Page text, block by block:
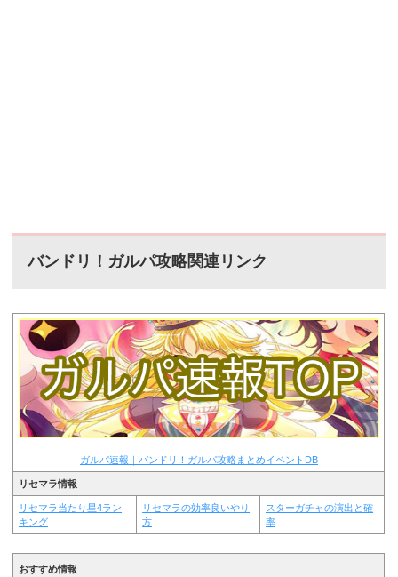
バンドリ！ガルパ攻略関連リンク
ガルパ速報｜バンドリ！ガルパ攻略まとめイベントDB
リセマラ情報
リセマラ当たり星4ラン
キング
リセマラの効率良いやり
方
スターガチャの演出と確
率
おすすめ情報